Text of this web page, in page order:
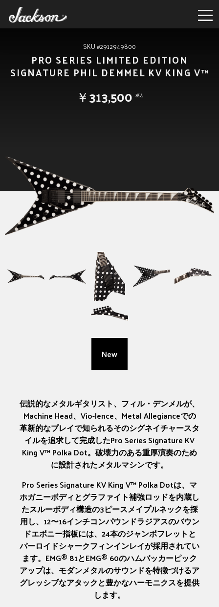
SKU #2912949800
PRO SERIES LIMITED EDITION
SIGNATURE PHIL DEMMEL KV KING V™
￥313,500 税込
New
伝説的なメタルギタリスト、フィル・デンメルが、
Machine Head、Vio-lence、Metal Allegianceでの
革新的なプレイで知られるそのシグネイチャースタ
イルを追求して完成したPro Series Signature KV
King V™ Polka Dot。破壊力のある重厚演奏のため
に設計されたメタルマシンです。
Pro Series Signature KV King V™ Polka Dotは、マ
ホガニーボディとグラファイト補強ロッドを内蔵し
たスルーボディ構造の3ピースメイプルネックを採
用し、12〜16インチコンパウンドラジアスのバウン
ドエボニー指板には、24本のジャンボフレットと
パーロイドシャークフィンインレイが採用されてい
ます。EMG® 81とEMG® 60のハムバッカーピック
アップは、モダンメタルのサウンドを特徴づけるア
グレッシブなアタックと豊かなハーモニクスを提供
します。